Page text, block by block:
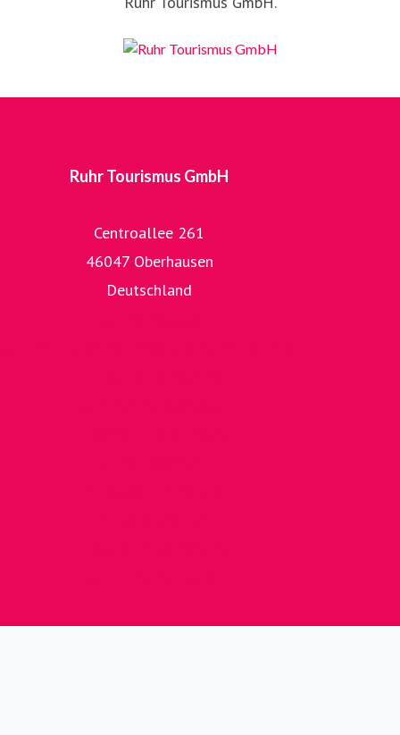
Ruhr Tourismus GmbH
Centroallee 261
46047 Oberhausen
Deutschland